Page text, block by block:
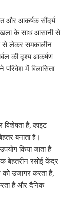
और आकर्षक सौंदर्य
के साथ आसानी से
से लेकर समकालीन
की दृश्य आकर्षण
में विलासिता
है, व्हाइट
बनाता है।
किया जाता है
बेहतरीन रसोई केंद्र
उजागर करता है,
है और दैनिक